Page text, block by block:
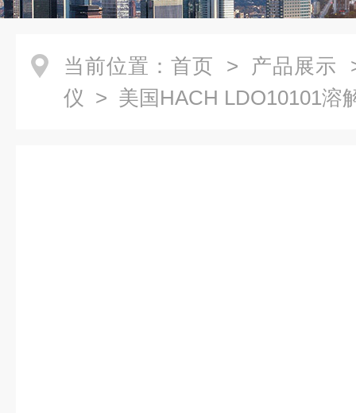
当前位置： 首页 > 产品展示
仪 > 美国HACH LDO10101溶